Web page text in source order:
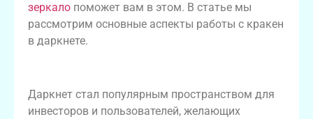
зеркало поможет вам в этом. В статье мы
рассмотрим основные аспекты работы с кракен
в даркнете.
Даркнет стал популярным пространством для
инвесторов и пользователей, желающих